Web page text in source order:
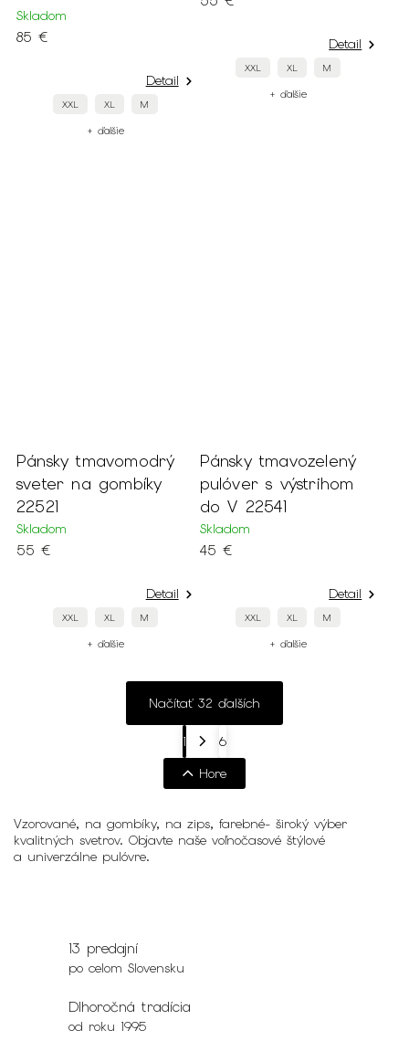
Skladom
85 €
Detail
XXL XL M
+ ďalšie
Detail
XXL XL M
+ ďalšie
Pánsky tmavomodrý
sveter na gombíky
22521
Skladom
55 €
Detail
XXL XL M
+ ďalšie
Pánsky tmavozelený
pulóver s výstrihom
do V 22541
Skladom
45 €
Detail
XXL XL M
+ ďalšie
Načítať 32 ďalších
1
6
Hore
Vzorované, na gombíky, na zips, farebné- široký výber
kvalitných svetrov. Objavte naše voľnočasové štýlové
a univerzálne pulóvre.
13 predajní
po celom Slovensku
Dlhoročná tradícia
od roku 1995